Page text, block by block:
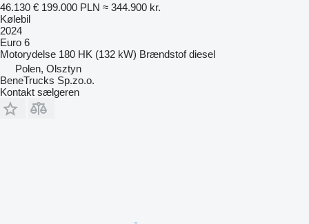
46.130 € 199.000 PLN ≈ 344.900 kr.
Kølebil
2024
Euro 6
Motorydelse 180 HK (132 kW) Brændstof diesel
Polen, Olsztyn
BeneTrucks Sp.zo.o.
Kontakt sælgeren